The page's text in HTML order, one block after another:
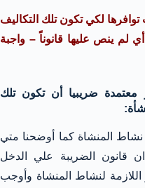
لكي تكون تلك التكاليف
لم ينص عليها قانوناً – واجبة
معتمدة ضريبيا أن تكون تلك
نشاط المنشاة كما أوضحنا متي
قانون الضريبة علي الدخل
لنشاط المنشاة وأوجب